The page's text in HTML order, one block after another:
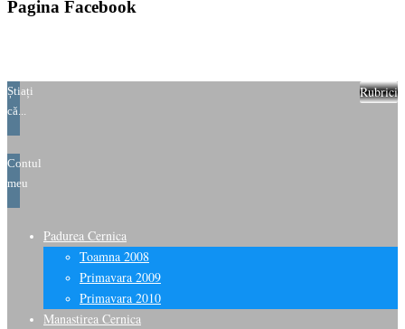
Pagina Facebook
Rubrici
Știați
că...
Contul
meu
Padurea Cernica
Toamna 2008
Primavara 2009
Primavara 2010
Manastirea Cernica